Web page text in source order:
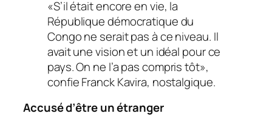
«S’il était encore en vie, la
République démocratique du
Congo ne serait pas à ce niveau. Il
avait une vision et un idéal pour ce
pays. On ne l’a pas compris tôt»,
confie Franck Kavira, nostalgique.
Accusé d’être un étranger